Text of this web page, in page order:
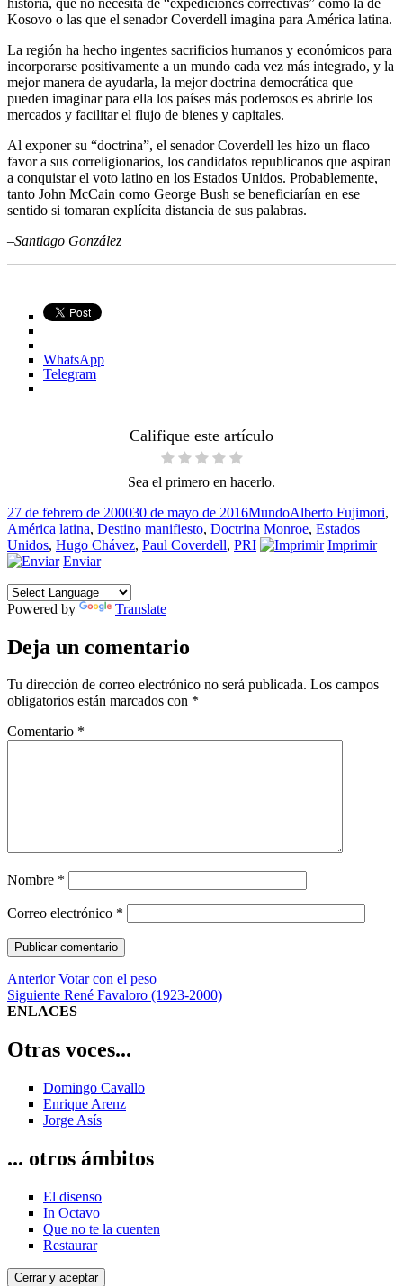
Kosovo o las que el senador Coverdell imagina para América latina.
La región ha hecho ingentes sacrificios humanos y económicos para
incorporarse positivamente a un mundo cada vez más integrado, y la
mejor manera de ayudarla, la mejor doctrina democrática que
pueden imaginar para ella los países más poderosos es abrirle los
mercados y facilitar el flujo de bienes y capitales.
Al exponer su “doctrina”, el senador Coverdell les hizo un flaco
favor a sus correligionarios, los candidatos republicanos que aspiran
a conquistar el voto latino en los Estados Unidos. Probablemente,
tanto John McCain como George Bush se beneficiarían en ese
sentido si tomaran explícita distancia de sus palabras.
–Santiago González
WhatsApp
Telegram
Califique este artículo
Sea el primero en hacerlo.
Publicado
el
27 de febrero de 200030 de mayo de 2016Categorías
MundoEtiquetas
Alberto Fujimori,
América latina, Destino manifiesto, Doctrina Monroe, Estados
Unidos, Hugo Chávez, Paul Coverdell, PRI
Imprimir
Enviar
Powered by Translate
Deja un comentario
Tu dirección de correo electrónico no será publicada. Los campos
obligatorios están marcados con *
Comentario *
Nombre *
Correo electrónico *
Navegación
de
Anterior Entrada
anterior:
Votar con el peso
Siguiente Entrada
siguiente:
René Favaloro (1923-2000)
ENLACES
Otras voces...
Domingo Cavallo
Enrique Arenz
Jorge Asís
... otros ámbitos
El disenso
In Octavo
Que no te la cuenten
Restaurar